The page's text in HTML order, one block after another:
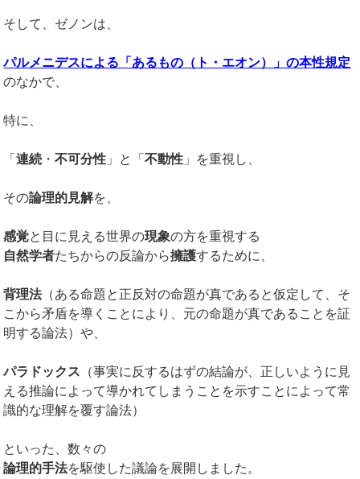
そして、ゼノンは、
パルメニデスによる「あるもの（ト・エオン）」の本性規定
のなかで、
特に、
「連続 ・不可分性 」と「不動性 」を重視し、
その論理的見解を、
感覚と目に見える世界の現象の方を重視する
自然学者たちからの反論から擁護するために、
背理法（ある命題と正反対の命題が真であると仮定して、そ
こから矛盾を導くことにより、元の命題が真であることを証
明する論法）や、
パラドックス （事実に反するはずの結論が、正しいように見
える推論によって導かれてしまうことを示すことによって常
識的な理解を覆す論法）
といった、数々の
論理的手法を駆使した議論を展開しました。